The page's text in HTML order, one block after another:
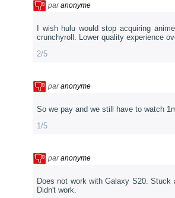
paranonyme
I wish hulu would stop acquiring
crunchyroll. Lower quality experience
2/5
paranonyme
So we pay and we still have to watch
1/5
paranonyme
Does not work with Galaxy S20.
Didn't work.